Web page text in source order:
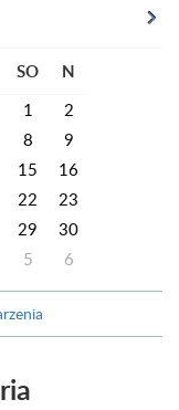
SO N
1
2
8
9
15
16
22
23
29
30
5 6